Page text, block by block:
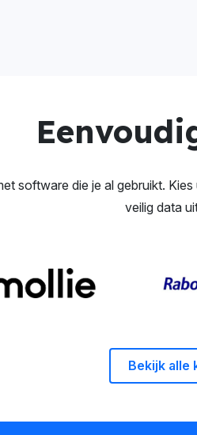
software die je al gebruikt. Kies
veilig data
Bekijk alle